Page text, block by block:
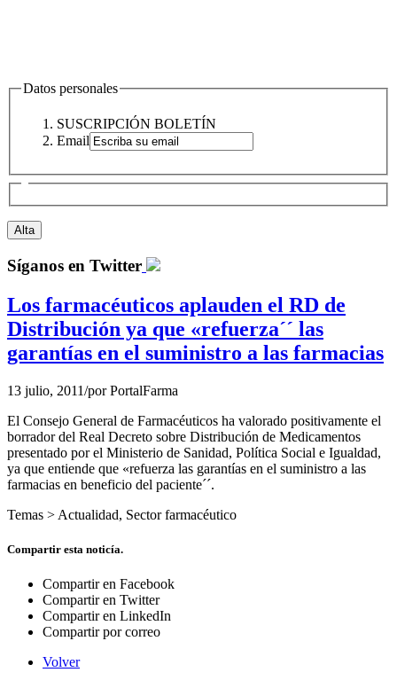
Datos personales
SUSCRIPCIÓN BOLETÍN
Email
Síganos en Twitter
Los farmacéuticos aplauden el RD de
Distribución ya que «refuerza´´ las
garantías en el suministro a las farmacias
13 julio, 2011/porPortalFarma
El Consejo General de Farmacéuticos ha valorado positivamente el
borrador del Real Decreto sobre Distribución de Medicamentos
presentado por el Ministerio de Sanidad, Política Social e Igualdad,
ya que entiende que «refuerza las garantías en el suministro a las
farmacias en beneficio del paciente´´.
Temas > Actualidad, Sector farmacéutico
Compartir esta noticía.
Compartir en Facebook
Compartir en Twitter
Compartir en LinkedIn
Compartir por correo
Volver